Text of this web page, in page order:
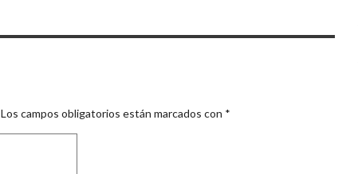
Los campos obligatorios están marcados con *